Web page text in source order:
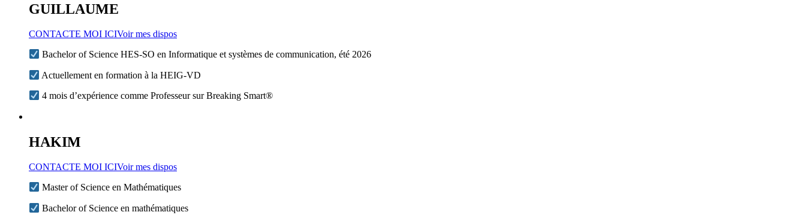
GUILLAUME
CONTACTE MOI ICIVoir mes dispos
Bachelor of Science HES-SO en Informatique et systèmes de communication, été 2026
Actuellement en formation à la HEIG-VD
4 mois d’expérience comme Professeur sur Breaking Smart®
HAKIM
CONTACTE MOI ICIVoir mes dispos
Master of Science en Mathématiques
Bachelor of Science en mathématiques